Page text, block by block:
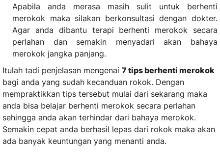
Apabila anda merasa masih sulit untuk berhenti
merokok maka silakan berkonsultasi dengan dokter.
Agar anda dibantu terapi berhenti merokok secara
perlahan dan semakin menyadari akan bahaya
merokok jangka panjang.
Itulah tadi penjelasan mengenai 7 tips berhenti merokok
bagi anda yang sudah kecanduan rokok. Dengan
mempraktikkan tips tersebut mulai dari sekarang maka
anda bisa belajar berhenti merokok secara perlahan
sehingga anda akan terhindar dari bahaya merokok.
Semakin cepat anda berhasil lepas dari rokok maka akan
ada banyak keuntungan yang menanti anda.